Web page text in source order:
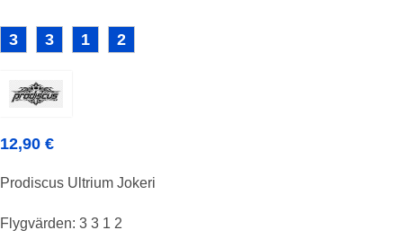
3 3 1 2
12,90 €
Prodiscus Ultrium Jokeri
Flygvärden: 3 3 1 2